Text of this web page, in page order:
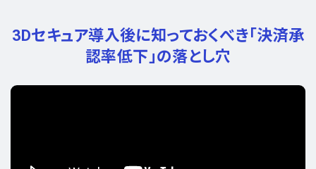
3Dセキュア導入後に知っておくべき「決済承
認率低下」の落とし穴